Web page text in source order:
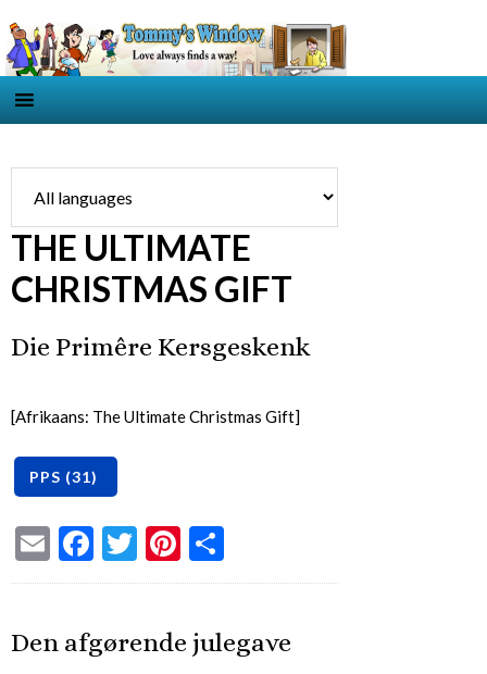
THE ULTIMATE
CHRISTMAS GIFT
Die Primêre Kersgeskenk
[Afrikaans: The Ultimate Christmas Gift]
EmailFacebook
TwitterPinterest
Den afgørende julegave